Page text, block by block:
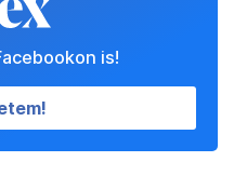
is!